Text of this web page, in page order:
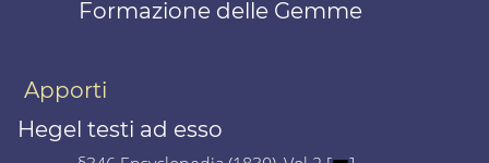
Formazione delle Gemme
Apporti
Hegel testi ad esso